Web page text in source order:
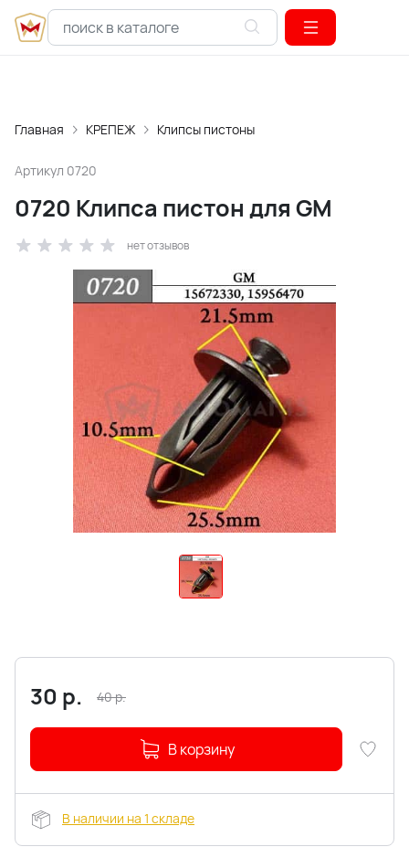
Главная КРЕПЕЖ Клипсы пистоны
Артикул 0720
0720 Клипса пистон для GM
нет отзывов
30 р. 40р.
В корзину
В наличии на 1 складе